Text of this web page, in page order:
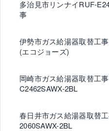
多治見市リンナイRUF-
事
伊勢市ガス給湯器取替工
(エコジョーズ)
岡崎市ガス給湯器取替工
C2462SAWX-2BL
春日井市ガス給湯器取替
2060SAWX-2BL